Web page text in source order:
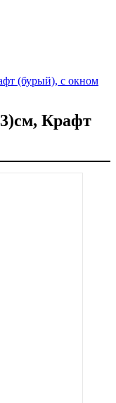
(бурый), с окном
Крафт